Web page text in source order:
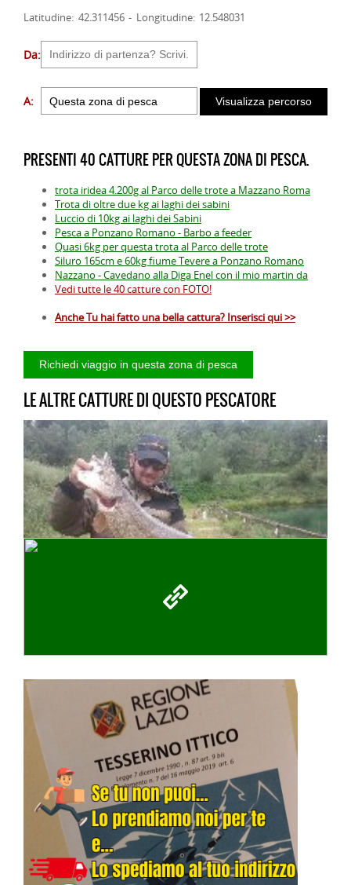
Latitudine: 42.311456 - Longitudine: 12.548031
Da:
A:
PRESENTI 40 CATTURE PER QUESTA ZONA DI PESCA.
trota iridea 4.200g al Parco delle trote a Mazzano Roma
Trota di oltre due kg ai laghi dei sabini
Luccio di 10kg ai laghi dei Sabini
Pesca a Ponzano Romano - Barbo a feeder
Quasi 6kg per questa trota al Parco delle trote
Siluro 165cm e 60kg fiume Tevere a Ponzano Romano
Nazzano - Cavedano alla Diga Enel con il mio martin da
Vedi tutte le 40 catture con FOTO!
Anche Tu hai fatto una bella cattura? Inserisci qui >>
LE ALTRE CATTURE DI QUESTO PESCATORE